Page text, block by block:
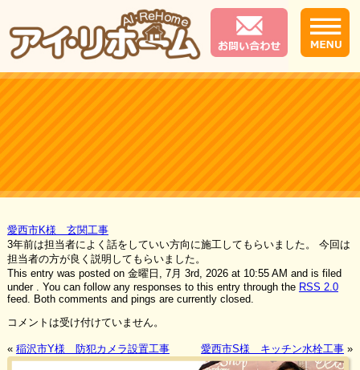
愛西市K様 玄関工事
3年前は担当者によく話をしていい方向に施工してもらいました。 今回は
担当者の方が良く説明してもらいました。
This entry was posted on 金曜日, 7月 3rd, 2026 at 10:55 AM and is filed
under . You can follow any responses to this entry through the RSS 2.0
feed. Both comments and pings are currently closed.
コメントは受け付けていません。
« 稲沢市Y様 防犯カメラ設置工事 愛西市S様 キッチン水栓工事 »